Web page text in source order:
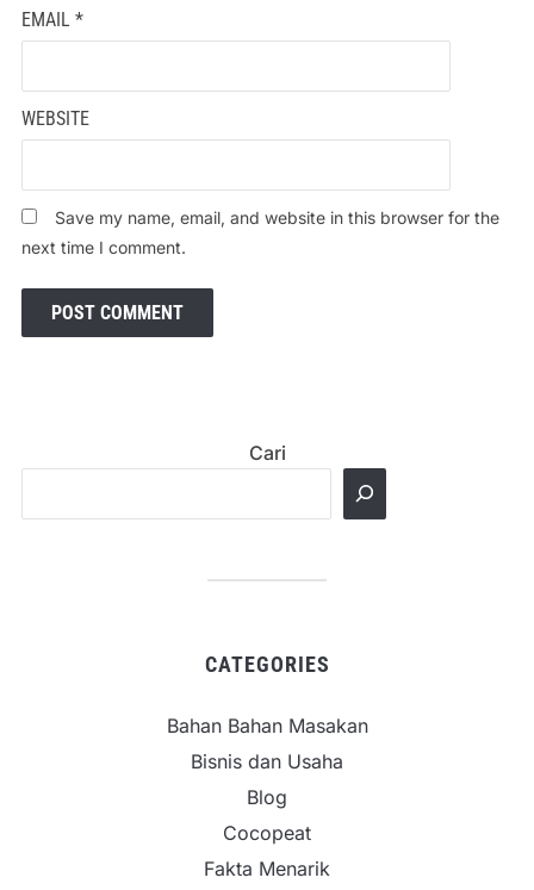
EMAIL *
WEBSITE
Save my name, email, and website in this browser for the
next time I comment.
Cari
CATEGORIES
Bahan Bahan Masakan
Bisnis dan Usaha
Blog
Cocopeat
Fakta Menarik